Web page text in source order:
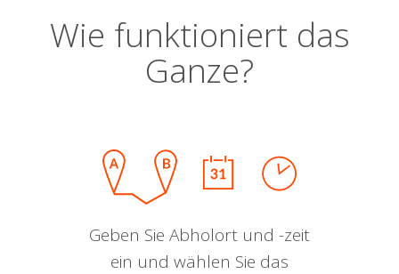
Wie funktioniert das
Ganze?
Geben Sie Abholort und -zeit
ein und wählen Sie das